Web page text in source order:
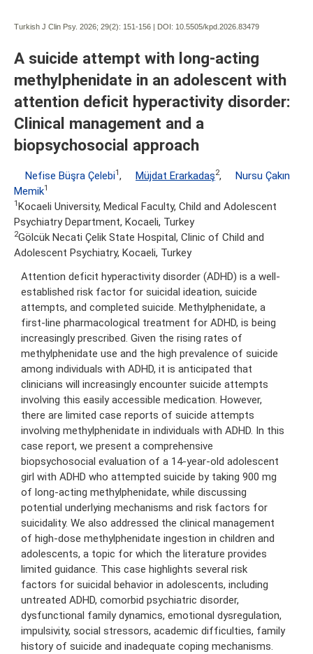
Turkish J Clin Psy. 2026; 29(2): 151-156 | DOI: 10.5505/kpd.2026.83479
A suicide attempt with long-acting
methylphenidate in an adolescent with
attention deficit hyperactivity disorder:
Clinical management and a
biopsychosocial approach
Nefise Büşra Çelebi1, Müjdat Erarkadaş2,
Nursu Çakın
Memik1
1Kocaeli University, Medical Faculty, Child and Adolescent
Psychiatry Department, Kocaeli, Turkey
2Gölcük Necati Çelik State Hospital, Clinic of Child and
Adolescent Psychiatry, Kocaeli, Turkey
Attention deficit hyperactivity disorder (ADHD) is a well-
established risk factor for suicidal ideation, suicide
attempts, and completed suicide. Methylphenidate, a
first-line pharmacological treatment for ADHD, is being
increasingly prescribed. Given the rising rates of
methylphenidate use and the high prevalence of suicide
among individuals with ADHD, it is anticipated that
clinicians will increasingly encounter suicide attempts
involving this easily accessible medication. However,
there are limited case reports of suicide attempts
involving methylphenidate in individuals with ADHD. In this
case report, we present a comprehensive
biopsychosocial evaluation of a 14-year-old adolescent
girl with ADHD who attempted suicide by taking 900 mg
of long-acting methylphenidate, while discussing
potential underlying mechanisms and risk factors for
suicidality. We also addressed the clinical management
of high-dose methylphenidate ingestion in children and
adolescents, a topic for which the literature provides
limited guidance. This case highlights several risk
factors for suicidal behavior in adolescents, including
untreated ADHD, comorbid psychiatric disorder,
dysfunctional family dynamics, emotional dysregulation,
impulsivity, social stressors, academic difficulties, family
history of suicide and inadequate coping mechanisms.